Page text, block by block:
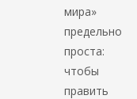
мира»
предельно
проста:
чтобы
править